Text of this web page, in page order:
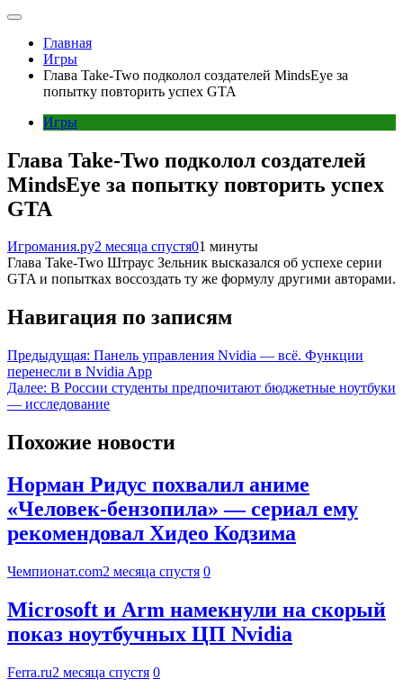
Главная
Игры
Глава Take-Two подколол создателей MindsEye за
попытку повторить успех GTA
Игры
Глава Take-Two подколол создателей
MindsEye за попытку повторить успех
GTA
Игромания.ру2 месяца спустя01 минуты
Глава Take-Two Штраус Зельник высказался об успехе серии
GTA и попытках воссоздать ту же формулу другими авторами.
Навигация по записям
Предыдущая: Панель управления Nvidia — всё. Функции
перенесли в Nvidia App
Далее: В России студенты предпочитают бюджетные ноутбуки
— исследование
Похожие новости
Норман Ридус похвалил аниме
«Человек-бензопила» — сериал ему
рекомендовал Хидео Кодзима
Чемпионат.com2 месяца спустя 0
Microsoft и Arm намекнули на скорый
показ ноутбучных ЦП Nvidia
Ferra.ru2 месяца спустя 0